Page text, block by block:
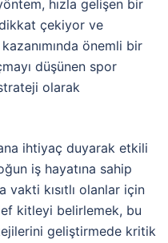
hızla gelişen bir
çekiyor ve
önemli bir
düşünen spor
olarak
ihtiyaç duyarak etkili
iş hayatına sahip
kısıtlı olanlar için
kitleyi belirlemek, bu
geliştirmede kritik